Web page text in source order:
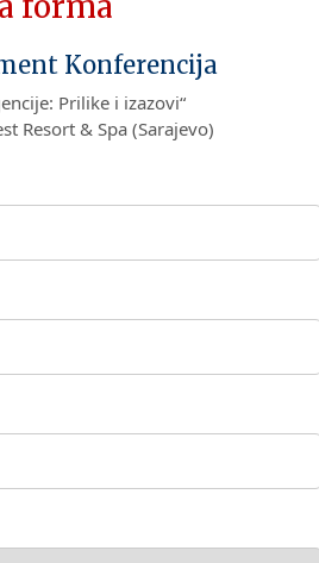
Konferencija
Prilike i izazovi“
Resort & Spa (Sarajevo)